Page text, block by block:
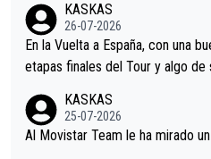
KASKAS
26-07-2026
En la Vuelta a España, con una
etapas finales del Tour y algo
KASKAS
25-07-2026
Al Movistar Team le ha mirado